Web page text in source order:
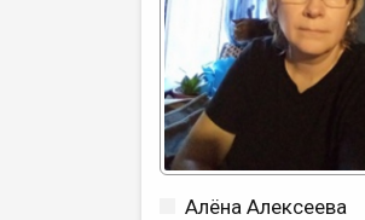
Алёна Алексеева